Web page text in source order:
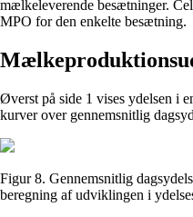
mælkeleverende besætninger.
MPO for den enkelte besætning.
Øverst på side 1 vises ydelsen i
kurver over gennemsnitlig
Figur 8. Gennemsnitlig
beregning af udviklingen i